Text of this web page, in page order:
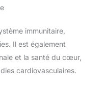
immunitaire,
Il est également
et la santé du cœur,
cardiovasculaires.